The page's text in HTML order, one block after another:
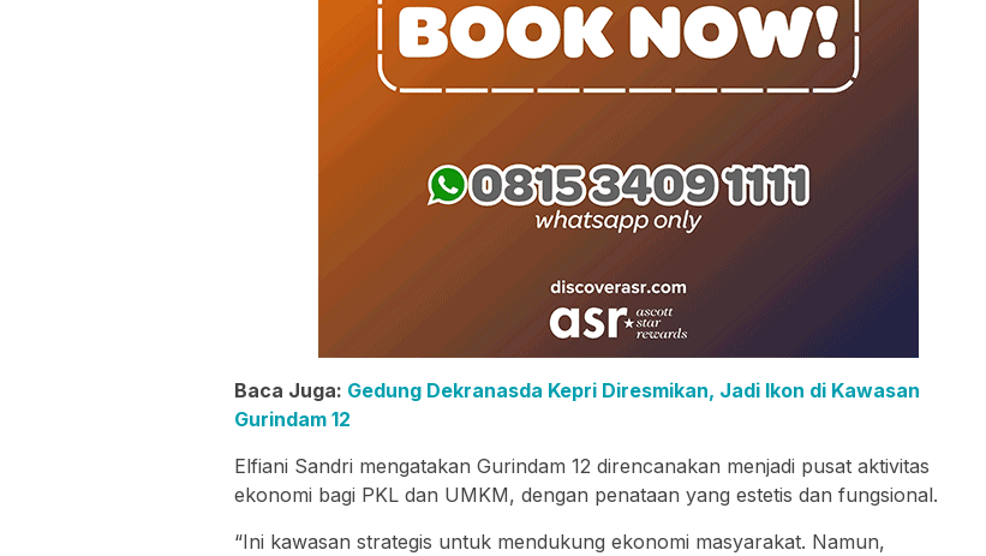
Baca Juga: Gedung Dekranasda Kepri Diresmikan, Jadi Ikon di Kawasan
Gurindam 12
Elfiani Sandri mengatakan Gurindam 12 direncanakan menjadi pusat aktivitas
ekonomi bagi PKL dan UMKM, dengan penataan yang estetis dan fungsional.
“Ini kawasan strategis untuk mendukung ekonomi masyarakat. Namun,